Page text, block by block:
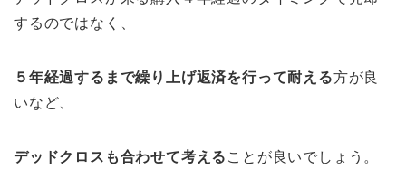
するのではなく、
５年経過するまで繰り上げ返済を行って耐える方が良
いなど、
デッドクロスも合わせて考える ことが良いでしょう。